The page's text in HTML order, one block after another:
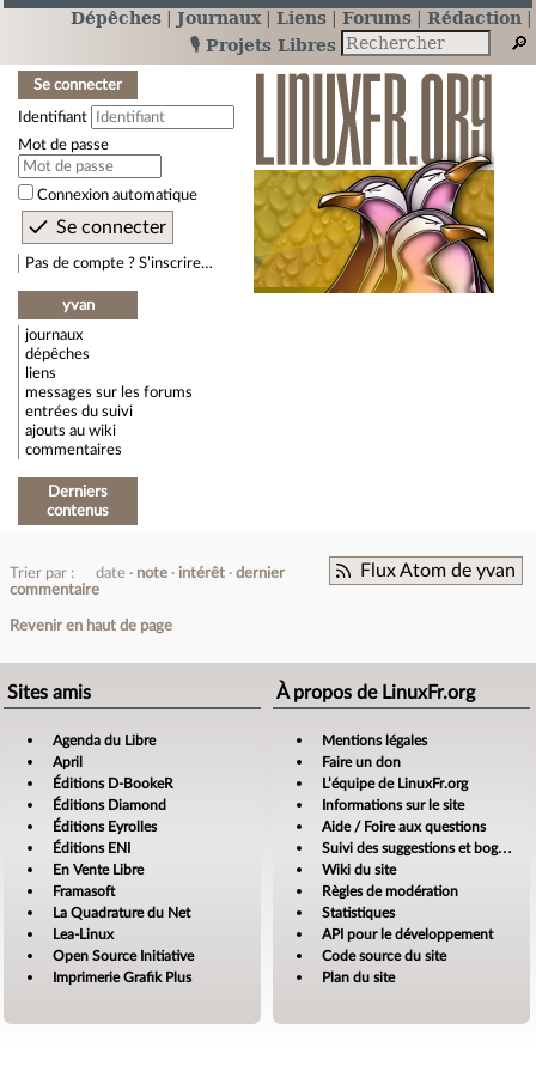
Dépêches Journaux Liens Forums
Rédaction
🎙️ Projets Libres
Se connecter
Identifiant
Mot de passe
Connexion automatique
Pas de compte ? S’inscrire…
yvan
journaux
dépêches
liens
messages sur les forums
entrées du suivi
ajouts au wiki
commentaires
Derniers
contenus
Flux Atom de yvan
Trier par : date note intérêt
dernier
commentaire
Revenir en haut de page
Sites amis
Agenda du Libre
April
Éditions D-BookeR
Éditions Diamond
Éditions Eyrolles
Éditions ENI
En Vente Libre
Framasoft
La Quadrature du Net
Lea-Linux
Open Source Initiative
Imprimerie Grafik Plus
À propos de LinuxFr.org
Mentions légales
Faire un don
L’équipe de LinuxFr.org
Informations sur le site
Aide / Foire aux questions
Suivi des suggestions et bogues
Wiki du site
Règles de modération
Statistiques
API pour le développement
Code source du site
Plan du site